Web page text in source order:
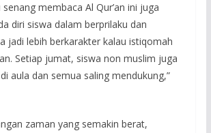
membaca Al Qur’an ini juga
diri siswa dalam berprilaku dan
jadi lebih berkarakter kalau istiqomah
Setiap jumat, siswa non muslim juga
aula dan semua saling mendukung,”
zaman yang semakin berat,